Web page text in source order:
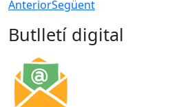
AnteriorSegüent
Butlletí digital